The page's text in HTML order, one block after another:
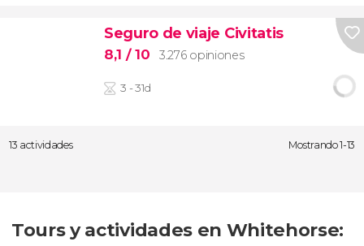
Seguro de viaje Civitatis
8,1 / 10 3.276 opiniones
3 - 31d
13 actividades Mostrando 1-13
Tours y actividades en Whitehorse: